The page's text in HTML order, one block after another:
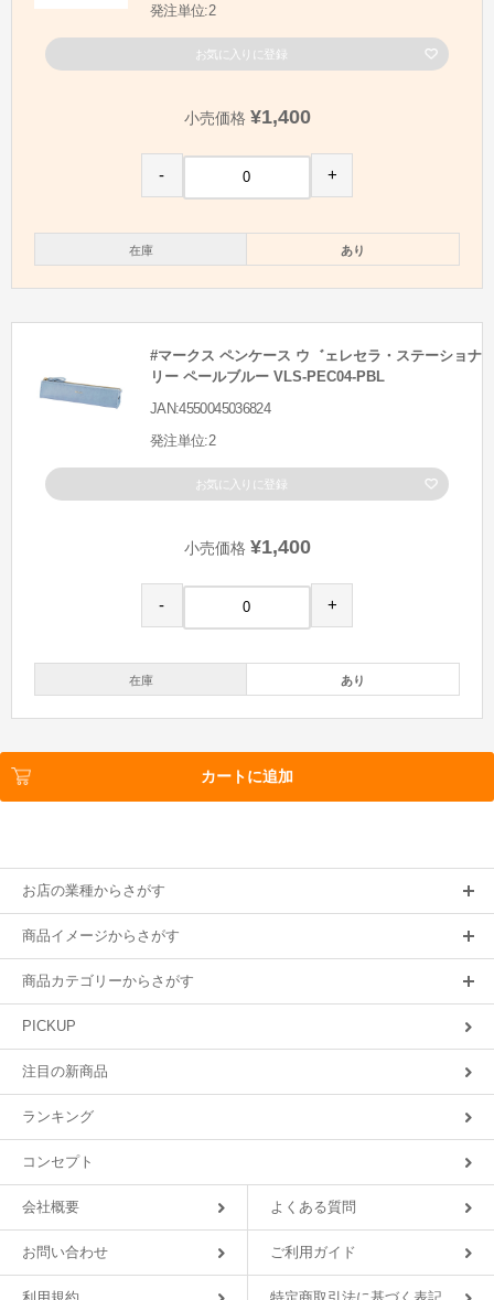
発注単位:2
お気に入りに登録
小売価格 ¥1,400
- +
在庫 あり
#マークス ペンケース ウ゛ェレセラ・ステーショナ
リー ペールブルー VLS-PEC04-PBL
JAN:4550045036824
発注単位:2
お気に入りに登録
小売価格 ¥1,400
- +
在庫 あり
カートに追加
お店の業種からさがす
商品イメージからさがす
商品カテゴリーからさがす
PICKUP
注目の新商品
ランキング
コンセプト
会社概要 よくある質問
お問い合わせ ご利用ガイド